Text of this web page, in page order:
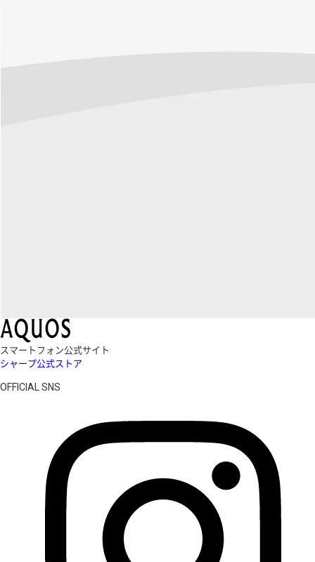
スマートフォン公式サイト
シャープ公式ストア
OFFICIAL SNS